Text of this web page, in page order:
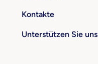
Kontakte
Unterstützen Sie uns